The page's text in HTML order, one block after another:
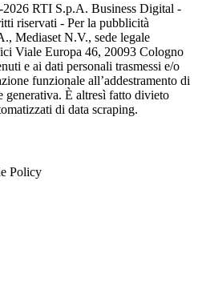
2026 RTI S.p.A. Business Digital -
riservati - Per la pubblicità
Mediaset N.V., sede legale
Viale Europa 46, 20093 Cologno
e ai dati personali trasmessi e/o
funzionale all’addestramento di
È altresì fatto divieto
di data scraping.
Policy